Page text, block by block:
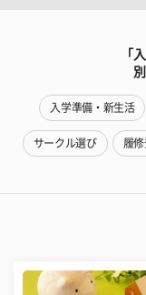
「
入学準備・新生活
サークル選び 履